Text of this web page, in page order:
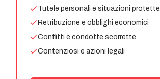
Tutele personali e situazioni protette
Retribuzione e obblighi economici
Conflitti e condotte scorrette
Contenziosi e azioni legali